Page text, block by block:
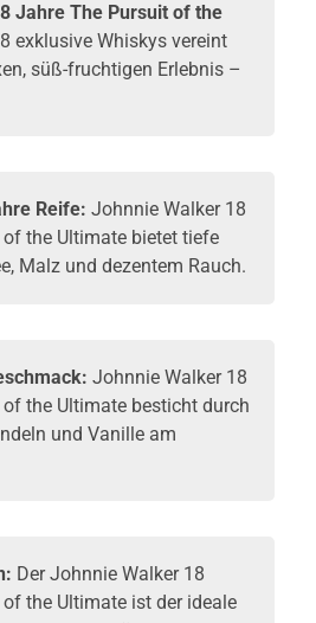
Jahre The Pursuit of the
exklusive Whiskys vereint
süß-fruchtigen Erlebnis –
Reife: Johnnie Walker 18
the Ultimate bietet tiefe
Malz und dezentem Rauch.
Johnnie Walker 18
the Ultimate besticht durch
und Vanille am
Der Johnnie Walker 18
the Ultimate ist der ideale